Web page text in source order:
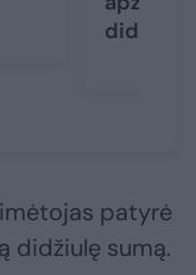
patyrė
didžiulę sumą.